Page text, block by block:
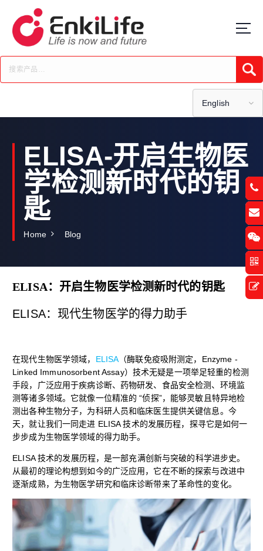
t
c
English
ELISA-开启生物医
学检测新时代的钥
匙
Home Blog
ELISA：开启生物医学检测新时代的钥匙
ELISA：现代生物医学的得力助手
在现代生物医学领域， ELISA （酶联免疫吸附测定，Enzyme -
Linked Immunosorbent Assay）技术无疑是一项举足轻重的检测
手段，广泛应用于疾病诊断、药物研发、食品安全检测、环境监
测等诸多领域。它就像一位精准的 “侦探”，能够灵敏且特异地检
测出各种生物分子，为科研人员和临床医生提供关键信息。今
天，就让我们一同走进 ELISA 技术的发展历程，探寻它是如何一
步步成为生物医学领域的得力助手。
ELISA 技术的发展历程，是一部充满创新与突破的科学进步史。
从最初的理论构想到如今的广泛应用，它在不断的探索与改进中
逐渐成熟，为生物医学研究和临床诊断带来了革命性的变化。